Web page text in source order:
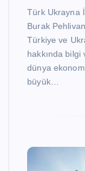
Türk Ukrayna
Burak
Türkiye ve
hakkında
dünya
büyük…